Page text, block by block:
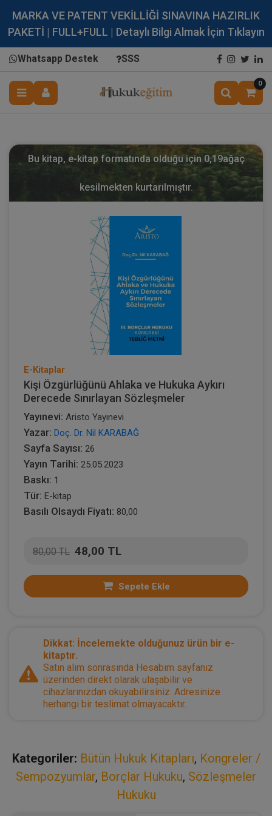
MARKA VE PATENT VEKİLLİĞİ SINAVINA HAZIRLIK
PAKETİ | FULL+FULL | Detaylı Bilgi Almak İçin Tıklayın
Whatsapp Destek SSS
0
Bu kitap, e-kitap formatında olduğu için 0,19ağaç
kesilmekten kurtarılmıştır.
E-Kitaplar
Kişi Özgürlüğünü Ahlaka ve Hukuka Aykırı
Derecede Sınırlayan Sözleşmeler
Yayınevi: Aristo Yayınevi
Yazar: Doç. Dr. Nil KARABAĞ
Sayfa Sayısı: 26
Yayın Tarihi: 25.05.2023
Baskı: 1
Tür: E-kitap
Basılı Olsaydı Fiyatı: 80,00
80,00 TL 48,00 TL
Sepete Ekle
Dikkat: İncelemekte olduğunuz ürün bir e-
kitaptır.
Satın alım sonrasında Hesabım sayfanız
üzerinden direkt olarak ulaşabilir ve
cihazlarınızdan okuyabilirsiniz. Adresinize
herhangi bir teslimat olmayacaktır.
Kategoriler: Bütün Hukuk Kitapları, Kongreler /
Sempozyumlar, Borçlar Hukuku, Sözleşmeler
Hukuku